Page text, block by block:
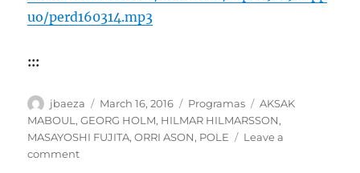
uo/perd160314.mp3
:::
Author
jbaeza
Posted
on
March 16, 2016 Categories
Programas Tags
AKSAK
MABOUL ,GEORG HOLM, HILMAR HILMARSSON,
MASAYOSHI FUJITA,ORRI ASON, POLE
Leave a
commenton